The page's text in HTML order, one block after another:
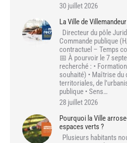
30 juillet 2026
La Ville de
Directeur du pôle
Commande publique
contractuel – Temps
📅 À pourvoir le 7
recherché : •
souhaité) • Maîtrise
territoriales, de
publique • Sens…
28 juillet 2026
Pourquoi la Ville
espaces verts ?
Plusieurs habitants